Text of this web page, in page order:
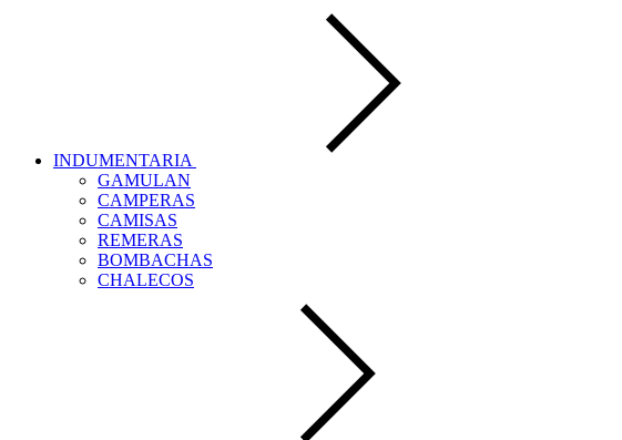
INDUMENTARIA
GAMULAN
CAMPERAS
CAMISAS
REMERAS
BOMBACHAS
CHALECOS